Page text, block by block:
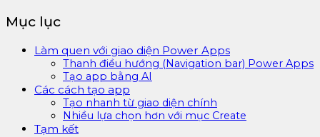
Mục lục
Làm quen với giao diện Power Apps
Thanh điều hướng (Navigation bar) Power Apps
Tạo app bằng AI
Các cách tạo app
Tạo nhanh từ giao diện chính
Nhiều lựa chọn hơn với mục Create
Tạm kết